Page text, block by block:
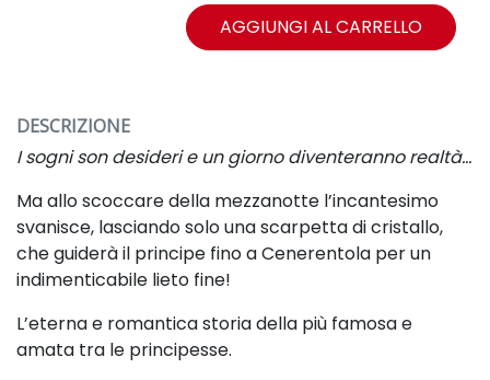
AGGIUNGI AL CARRELLO
DESCRIZIONE
I sogni son desideri e un giorno diventeranno realtà…
Ma allo scoccare della mezzanotte l’incantesimo
svanisce, lasciandosolo una scarpetta di cristallo,
che guiderà il principe fino aCenerentola per un
indimenticabile lieto fine!
L’eterna e romantica storia della più famosa e
amata tra le principesse.